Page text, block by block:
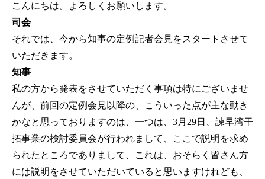
こんにちは。よろしくお願いします。
司会
それでは、今から知事の定例記者会見をスタートさせて
いただきます。
知事
私の方から発表をさせていただく事項は特にございませ
んが、前回の定例会見以降の、こういった点が主な動き
かなと思っておりますのは、一つは、3月29日、諫早湾干
拓事業の検討委員会が行われまして、ここで説明を求め
られたところでありまして、これは、おそらく皆さん方
には説明をさせていただいていると思いますけれども、